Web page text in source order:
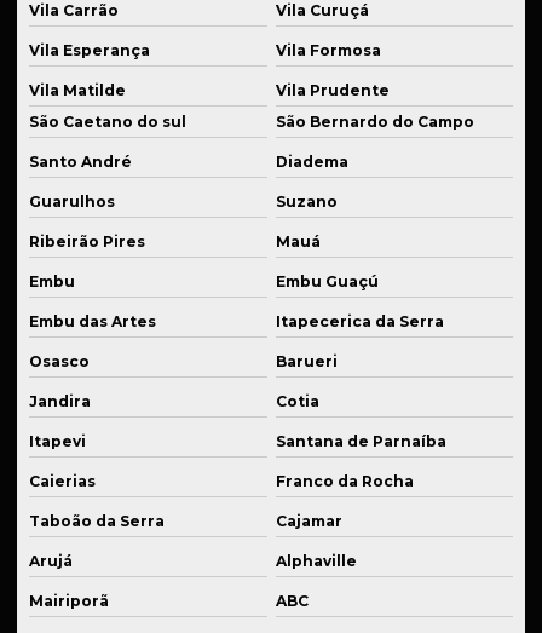
Sistema de suspensão veicular
Solda de alta precisão industrial
Solda de alumínio
Solda de alumínio industrial
Solda de bronze
Solda para estruturas metálicas
Solda de ferro fundido
Solda industrial em são paulo
Solda para manutenção de máquinas
Solda de peças em inox
Solda para setor automotivo
Vila Carrão Vila Curuçá
Vila Esperança Vila Formosa
Vila Matilde
Vila Prudente
São Caetano do sul
São Bernardo do Campo
Santo André Diadema
Guarulhos Suzano
Ribeirão Pires Mauá
Embu Embu Guaçú
Embu das Artes Itapecerica da Serra
Osasco Barueri
Jandira Cotia
Itapevi Santana de Parnaíba
Caierias Franco da Rocha
Taboão da Serra Cajamar
Arujá Alphaville
Mairiporã ABC